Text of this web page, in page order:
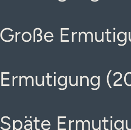
Große
Ermutigung
Späte